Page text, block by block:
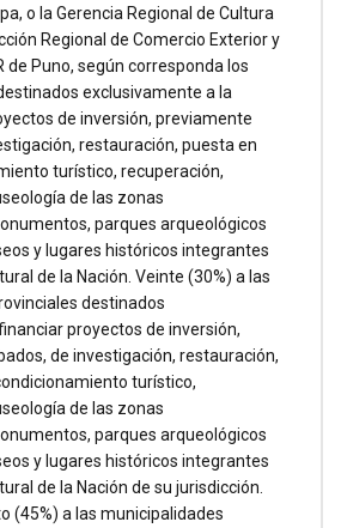
o la Gerencia Regional de Cultura
Regional de Comercio Exterior y
de Puno, según corresponda los
exclusivamente a la
de inversión, previamente
restauración, puesta en
turístico, recuperación,
de las zonas
parques arqueológicos
y lugares históricos integrantes
de la Nación. Veinte (30%) a las
destinados
proyectos de inversión,
de investigación, restauración,
turístico,
de las zonas
parques arqueológicos
y lugares históricos integrantes
de la Nación de su jurisdicción.
(45%) a las municipalidades